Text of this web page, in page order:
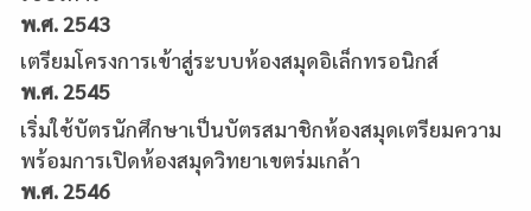
พ.ศ. 2543
เตรียมโครงการเข้าสู่ระบบห้องสมุดอิเล็กทรอนิกส์
พ.ศ. 2545
เริ่มใช้บัตรนักศึกษาเป็นบัตรสมาชิกห้องสมุดเตรียมความ
พร้อมการเปิดห้องสมุดวิทยาเขตร่มเกล้า
พ.ศ. 2546